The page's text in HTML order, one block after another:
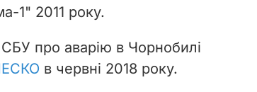
1" 2011 року.
про аварію в Чорнобилі
в червні 2018 року.